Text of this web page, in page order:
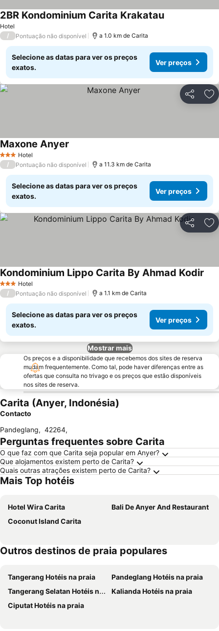
Hotel
2BR Kondominium Carita Krakatau
/ Pontuação não disponível a 1.0 km de Carita
Selecione as datas para ver os preços
exatos.
Ver preços
Partilhar
3 EstrelasHotel
Maxone Anyer
/ Pontuação não disponível a 11.3 km de Carita
Selecione as datas para ver os preços
exatos.
Ver preços
Partilhar
3 EstrelasHotel
Kondominium Lippo Carita By Ahmad Kodir
/ Pontuação não disponível a 1.1 km de Carita
Selecione as datas para ver os preços
exatos.
Ver preços
Mostrar mais
Os preços e a disponibilidade que recebemos dos sites de reserva
mudam frequentemente. Como tal, pode haver diferenças entre as
ofertas que consulta no trivago e os preços que estão disponíveis
nos sites de reserva.
Carita (Anyer, Indonésia)
Contacto
Pandeglang, 42264,
Perguntas frequentes sobre Carita
O que faz com que Carita seja popular em Anyer?
Que alojamentos existem perto de Carita?
Quais outras atrações existem perto de Carita?
Mais Top hotéis
Hotel Wira Carita
Bali De Anyer And Restaurant
Coconut Island Carita
Outros destinos de praia populares
Tangerang Hotéis na praia
Pandeglang Hotéis na praia
Tangerang Selatan Hotéis na praia
Kalianda Hotéis na praia
Ciputat Hotéis na praia